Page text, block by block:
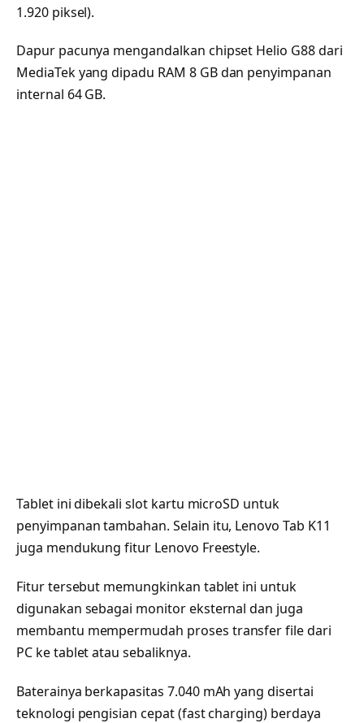
1.920 piksel).
Dapur pacunya mengandalkan chipset Helio G88 dari
MediaTek yang dipadu RAM 8 GB dan penyimpanan
internal 64 GB.
Tablet ini dibekali slot kartu microSD untuk
penyimpanan tambahan. Selain itu, Lenovo Tab K11
juga mendukung fitur Lenovo Freestyle.
Fitur tersebut memungkinkan tablet ini untuk
digunakan sebagai monitor eksternal dan juga
membantu mempermudah proses transfer file dari
PC ke tablet atau sebaliknya.
Baterainya berkapasitas 7.040 mAh yang disertai
teknologi pengisian cepat (fast charging) berdaya